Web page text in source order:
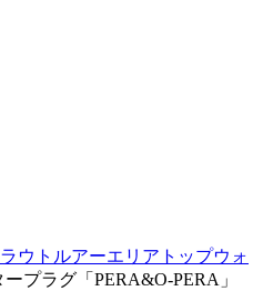
ラウトルアーエリアトップウォ
プラグ「PERA&O-PERA」